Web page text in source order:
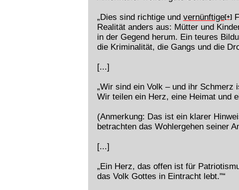
„Dies sind richtige und vernünftige[+]
Realität anders aus: Mütter und
in der Gegend herum. Ein teures
die Kriminalität, die Gangs und die
[...]
„Wir sind ein Volk – und ihr
Wir teilen ein Herz, eine Heimat und
(Anmerkung: Das ist ein klarer
betrachten das Wohlergehen seiner
[...]
„Ein Herz, das offen ist für
das Volk Gottes in Eintracht lebt."“